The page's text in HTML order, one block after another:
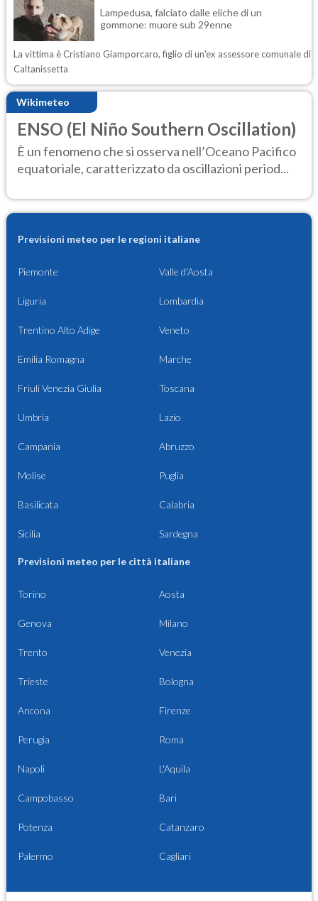
Lampedusa, falciato dalle eliche di un
gommone: muore sub 29enne
La vittima è Cristiano Giamporcaro, figlio di un'ex assessore comunale di
Caltanissetta
Wikimeteo
ENSO (El Niño Southern Oscillation)
È un fenomeno che si osserva nell’Oceano Pacifico
equatoriale, caratterizzato da oscillazioni period...
Previsioni meteo per le regioni italiane
Piemonte Valle d'Aosta
Liguria Lombardia
Trentino Alto Adige Veneto
Emilia Romagna Marche
Friuli Venezia Giulia Toscana
Umbria Lazio
Campania Abruzzo
Molise Puglia
Basilicata Calabria
Sicilia Sardegna
Previsioni meteo per le città italiane
Torino Aosta
Genova Milano
Trento Venezia
Trieste Bologna
Ancona Firenze
Perugia Roma
Napoli L'Aquila
Campobasso Bari
Potenza Catanzaro
Palermo Cagliari